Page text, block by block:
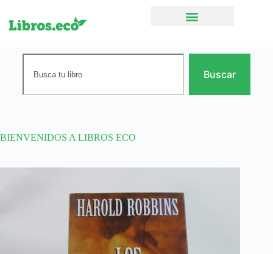
Buscar
BIENVENIDOS A LIBROS ECO